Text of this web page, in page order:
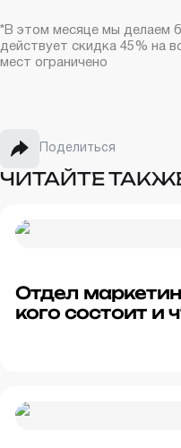
*В этом месяце мы делаем
действует скидка 45% на
мест ограничено
Поделиться
ЧИТАЙТЕ
Отдел
кого состоит и